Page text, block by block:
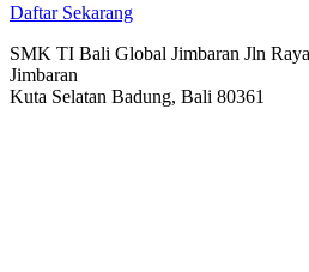
Daftar Sekarang
SMK TI Bali Global Jimbaran Jln
Jimbaran
Kuta Selatan Badung, Bali 80361